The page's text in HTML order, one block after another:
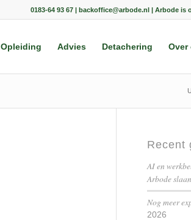
0183-64 93 67 | backoffice@arbode.nl | Arbode is
Opleiding Advies Detachering Over
Recent
AI en
Arbode
Nog meer
2026